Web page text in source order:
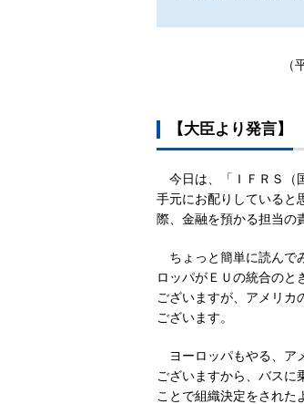
【大臣より発言】
今日は、「ＩＦＲＳ（
手元にお配りしていると
際、金融を預かる担当の
ちょっと簡単に読んで
ロッパがＥＵの統合のと
ございますが、アメリカ
ございます。
ヨーロッパもやる、ア
ございますから、バスに
ことで組織決定をされた